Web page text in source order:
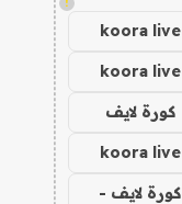
koora live
koora live
كورة لايف
koora live
كورة لايف -